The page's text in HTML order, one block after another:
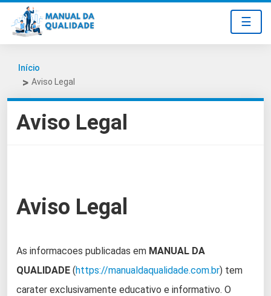
☰
Início
Aviso Legal
Aviso Legal
Aviso Legal
As informacoes publicadas em MANUAL DA
QUALIDADE (https://manualdaqualidade.com.br) tem
carater exclusivamente educativo e informativo. O